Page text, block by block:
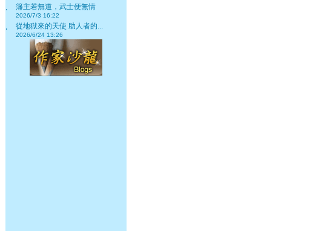
‧ 籓主若無道，武士便無情
2026/7/3 16:22
‧ 從地獄來的天使 助人者的...
2026/6/24 13:26